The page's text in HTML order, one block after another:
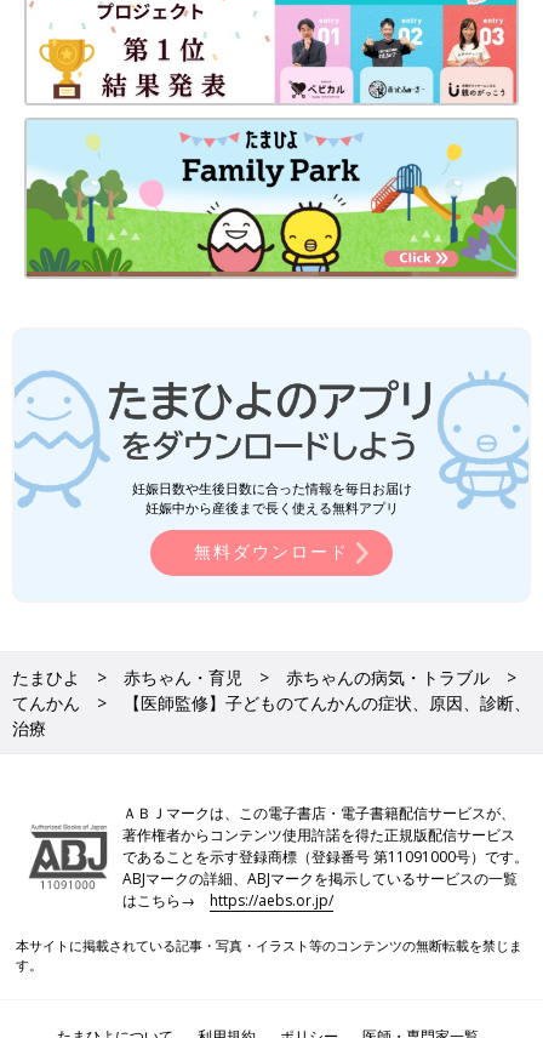
脳波検査を行うと、てんかん特有の波形が確認できます。さら
に、CT検査やMRI検査などを行い、脳の奇形やきずなどの有無を
調べて、原因を絞り込み、治療方針を立てていくことになりま
す。出生時の様子や頭のケガ、熱性けいれんを起こしたことがあ
るかどうかなどについても医師が確認していきます。
【医師監修】川崎病、急性脳炎…赤ちゃ
んに発症する恐れがある難病は？その症
状は？小児科医が解説
生まれつき、原因不明、突然の発症など、多く
の赤ちゃんに発症しやすい病気ではありません
乳幼児期に発生したてんかんは、治療の内容や予後（病気の経
過）はてんかんの種類によってさまざまです。治療の柱は、薬物
療法（投薬）、脳外科的療法（手術）、そのほか（食事療法な
ど）になります。
薬物療法（投薬）
すが、長期間にわたって毎日服用することが必要です。定期的に
血液検査を行い、身体の状態を管理していくことが大切です。
投薬に行っても発作の回数が減らない場合、手術が検討されま
す。良性の脳腫瘍などはっきりした病変が脳にあり、それがてん
かんの原因となっている場合は、手術することで発作の完治を期
待することもできます。
糖などの炭水化物を減らし、脂肪を多く摂る「ケトン食療法」
妊娠日数や生後日数に合った情報を毎日お届け
妊娠中から産後まで長く使える無料アプリ
無料ダウンロード
たまひよ 赤ちゃん・育児
赤ちゃんの病気・トラブル
てんかん
【医師監修】子どものてんかんの症状、原因、診断、
治療
ＡＢＪマークは、この電子書店・電子書籍配信サービスが、
著作権者からコンテンツ使用許諾を得た正規版配信サービス
であることを示す登録商標（登録番号 第11091000号）です。
ABJマークの詳細、ABJマークを掲示しているサービスの一覧
はこちら→https://aebs.or.jp/
本サイトに掲載されている記事・写真・イラスト等のコンテンツの無断転載を禁じま
す。